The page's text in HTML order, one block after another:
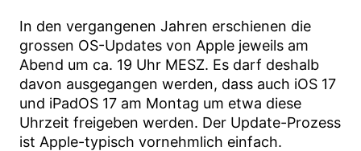
In den vergangenen Jahren erschienen die
grossen OS-Updates von Apple jeweils am
Abend um ca. 19 Uhr MESZ. Es darf deshalb
davon ausgegangen werden, dass auch iOS 17
und iPadOS 17 am Montag um etwa diese
Uhrzeit freigeben werden. Der Update-Prozess
ist Apple-typisch vornehmlich einfach.